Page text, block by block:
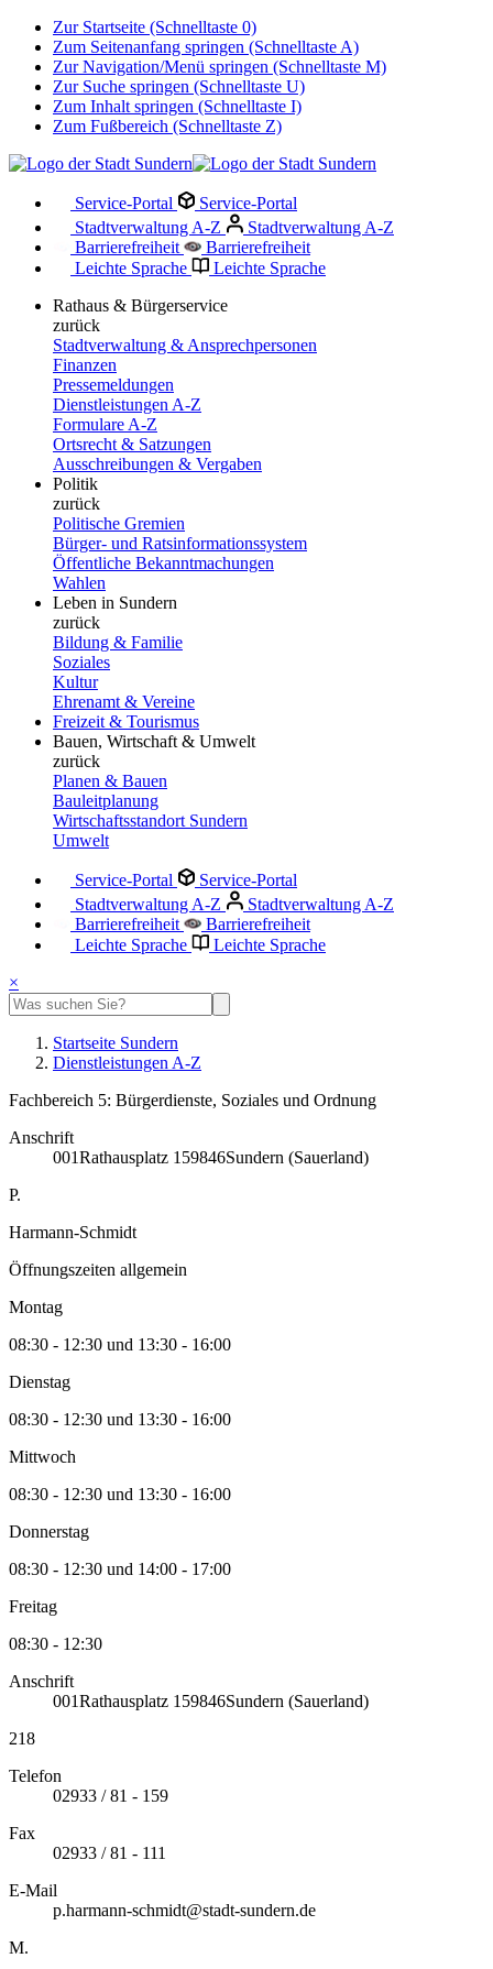
Zur Startseite (Schnelltaste 0)
Zum Seitenanfang springen (Schnelltaste A)
Zur Navigation/Menü springen (Schnelltaste M)
Zur Suche springen (Schnelltaste U)
Zum Inhalt springen (Schnelltaste I)
Zum Fußbereich (Schnelltaste Z)
Service-Portal
Service-Portal
Stadtverwaltung A-Z
Stadtverwaltung A-Z
Barrierefreiheit
Barrierefreiheit
Leichte Sprache
Leichte Sprache
Rathaus & Bürgerservice
zurück
Stadtverwaltung & Ansprechpersonen
Finanzen
Pressemeldungen
Dienstleistungen A-Z
Formulare A-Z
Ortsrecht & Satzungen
Ausschreibungen & Vergaben
Politik
zurück
Politische Gremien
Bürger- und Ratsinformationssystem
Öffentliche Bekanntmachungen
Wahlen
Leben in Sundern
zurück
Bildung & Familie
Soziales
Kultur
Ehrenamt & Vereine
Freizeit & Tourismus
Bauen, Wirtschaft & Umwelt
zurück
Planen & Bauen
Bauleitplanung
Wirtschaftsstandort Sundern
Umwelt
Service-Portal
Service-Portal
Stadtverwaltung A-Z
Stadtverwaltung A-Z
Barrierefreiheit
Barrierefreiheit
Leichte Sprache
Leichte Sprache
×
Startseite Sundern
Dienstleistungen A-Z
Fachbereich 5: Bürgerdienste, Soziales und Ordnung
Anschrift
001Rathausplatz 1 59846Sundern (Sauerland)
P.
Harmann-Schmidt
Öffnungszeiten allgemein
Montag
08:30 - 12:30 und 13:30 - 16:00
Dienstag
08:30 - 12:30 und 13:30 - 16:00
Mittwoch
08:30 - 12:30 und 13:30 - 16:00
Donnerstag
08:30 - 12:30 und 14:00 - 17:00
Freitag
08:30 - 12:30
Anschrift
001Rathausplatz 1 59846Sundern (Sauerland)
218
Telefon
02933 / 81 - 159
Fax
02933 / 81 - 111
E-Mail
p.harmann-schmidt@stadt-sundern.de
M.